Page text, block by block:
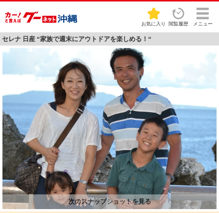
お気に入り 閲覧履歴 メニュー
セレナ 日産 “家族で週末にアウトドアを楽しめる！“